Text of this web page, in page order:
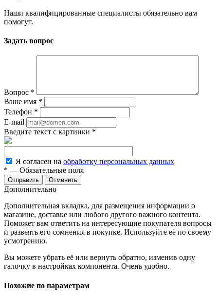
Наши квалифицированные специалисты обязательно вам
помогут.
Задать вопрос
Вопрос *
Ваше имя *
Телефон *
E-mail
Введите текст с картинки *
Я согласен на обработку персональных данных
* — Обязательные поля
Отменить
Дополнительно
Дополнительная вкладка, для размещения информации о
магазине, доставке или любого другого важного контента.
Поможет вам ответить на интересующие покупателя вопросы
и развеять его сомнения в покупке. Используйте её по своему
усмотрению.
Вы можете убрать её или вернуть обратно, изменив одну
галочку в настройках компонента. Очень удобно.
Похожие по параметрам